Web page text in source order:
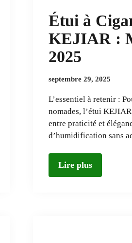
Étui à
KEJIAR :
2025
septembre 29, 2025
L’essentiel à retenir :
nomades, l’étui
entre praticité et
d’humidification sans
Lire plus